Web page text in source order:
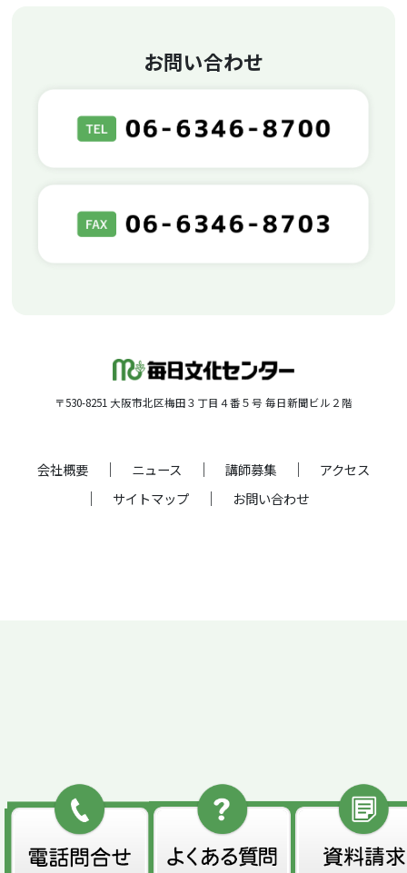
お問い合わせ
〒530-8251 大阪市北区梅田３丁目４番５号 毎日新聞ビル２階
会社概要 ニュース 講師募集
アクセス
サイトマップ
お問い合わせ